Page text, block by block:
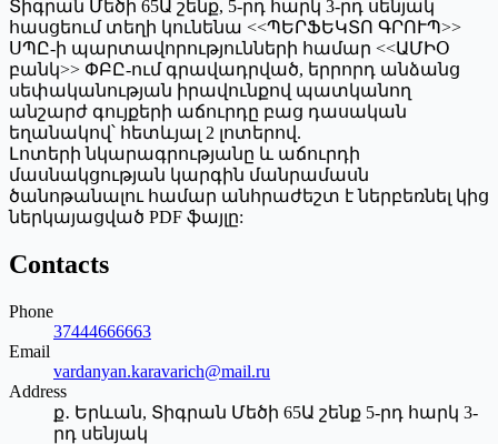
Տիգրան Մեծի 65Ա շենք, 5-րդ հարկ 3-րդ սենյակ
հասցեում տեղի կունենա <<ՊԵՐՖԵԿՏՈ ԳՐՈՒՊ>>
ՍՊԸ-ի պարտավորությունների համար <<ԱՄԻՕ
բանկ>> ՓԲԸ-ում գրավադրված, երրորդ անձանց
սեփականության իրավունքով պատկանող
անշարժ գույքերի աճուրդը բաց դասական
եղանակով՝ հետևյալ 2 լոտերով.
Լոտերի նկարագրությանը և աճուրդի
մասնակցության կարգին մանրամասն
ծանոթանալու համար անհրաժեշտ է ներբեռնել կից
ներկայացված PDF ֆայլը:
Contacts
Phone
37444666663
Email
vardanyan.karavarich@mail.ru
Address
ք․ Երևան, Տիգրան Մեծի 65Ա շենք 5-րդ հարկ 3-
րդ սենյակ